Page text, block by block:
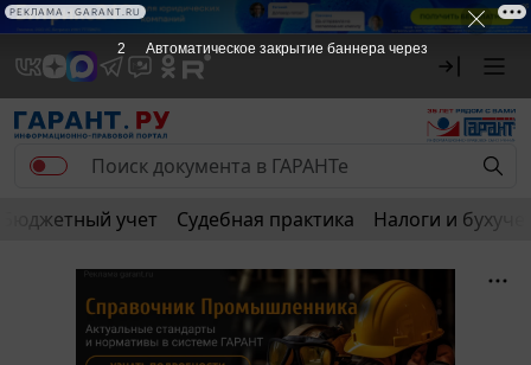
Бюджетный учет Судебная практика Налоги и
1 Автоматическое закрытие баннера через
РЕКЛАМА • GARANT.RU